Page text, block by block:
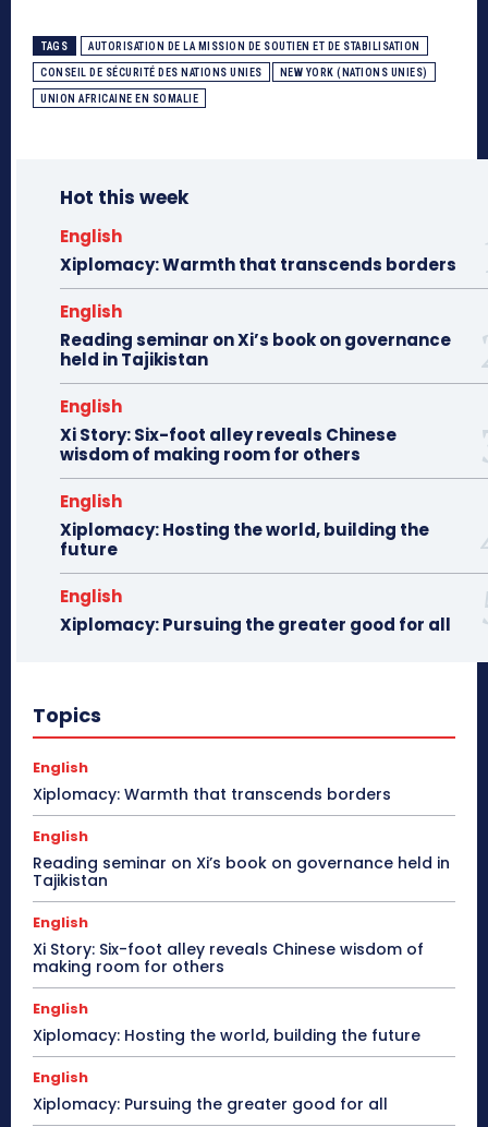
TAGS AUTORISATION DE LA MISSION DE SOUTIEN ET DE STABILISATION
CONSEIL DE SÉCURITÉ DES NATIONS UNIES NEW YORK (NATIONS UNIES)
UNION AFRICAINE EN SOMALIE
Hot this week
English
Xiplomacy: Warmth that transcends borders
English
Reading seminar on Xi’s book on governance
held in Tajikistan
English
Xi Story: Six-foot alley reveals Chinese
wisdom of making room for others
English
Xiplomacy: Hosting the world, building the
future
English
Xiplomacy: Pursuing the greater good for all
Topics
English
Xiplomacy: Warmth that transcends borders
English
Reading seminar on Xi’s book on governance held in
Tajikistan
English
Xi Story: Six-foot alley reveals Chinese wisdom of
making room for others
English
Xiplomacy: Hosting the world, building the future
English
Xiplomacy: Pursuing the greater good for all